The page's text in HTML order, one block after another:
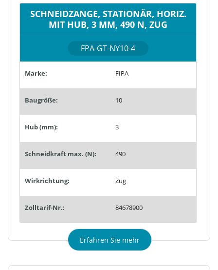
SCHNEIDZANGE, STATIONÄR, HORIZ.
MIT HUB, 3 MM, 490 N, ZUG
FPA-GT-NY10-4
Marke: FIPA
Baugröße: 10
Hub (mm): 3
Schneidkraft max. (N): 490
Wirkrichtung: Zug
Zolltarif-Nr.: 84678900
Erfahren Sie mehr